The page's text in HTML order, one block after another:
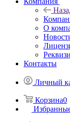
О
Контакты
Личный
Корзина0